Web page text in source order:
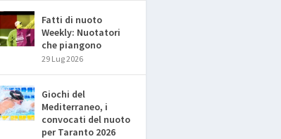
Fatti di nuoto
Weekly: Nuotatori
che piangono
29 Lug 2026
Giochi del
Mediterraneo, i
convocati del nuoto
per Taranto 2026